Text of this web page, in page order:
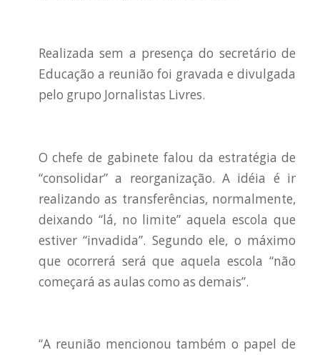
Realizada sem a presença do secretário de
Educação a reunião foi gravada e divulgada
pelo grupo Jornalistas Livres.
O chefe de gabinete falou da estratégia de
“consolidar” a reorganização. A idéia é ir
realizando as transferências, normalmente,
deixando “lá, no limite” aquela escola que
estiver “invadida”. Segundo ele, o máximo
que ocorrerá será que aquela escola “não
começará as aulas como as demais”.
“A reunião mencionou também o papel de